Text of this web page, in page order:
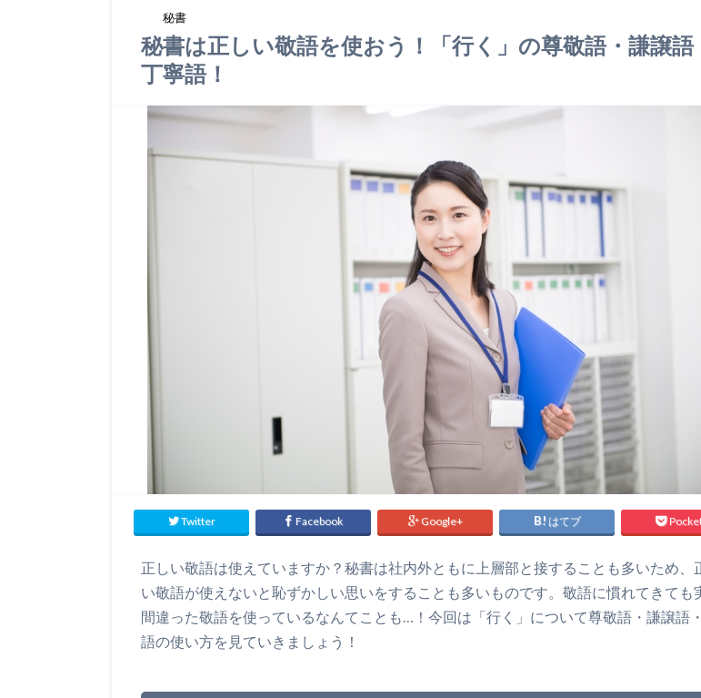
秘書
秘書は正しい敬語を使おう！「行く」の尊敬語・謙譲語
丁寧語！
Twitter Facebook Google+ はてブ
正しい敬語は使えていますか？秘書は社内外ともに上層部と接することも多いため、
い敬語が使えないと恥ずかしい思いをすることも多いものです。敬語に慣れてきても
間違った敬語を使っているなんてことも…！今回は「行く」について尊敬語・謙譲語
語の使い方を見ていきましょう！